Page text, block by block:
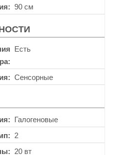
90 см
Есть
Сенсорные
Галогеновые
2
20 вт